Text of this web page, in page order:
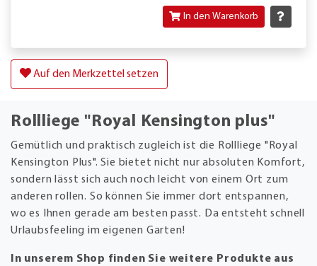
In den Warenkorb
Auf den Merkzettel setzen
Rollliege "Royal Kensington plus"
Gemütlich und praktisch zugleich ist die Rollliege "Royal
Kensington Plus". Sie bietet nicht nur absoluten Komfort,
sondern lässt sich auch noch leicht von einem Ort zum
anderen rollen. So können Sie immer dort entspannen,
wo es Ihnen gerade am besten passt. Da entsteht schnell
Urlaubsfeeling im eigenen Garten!
In unserem Shop finden Sie weitere Produkte aus